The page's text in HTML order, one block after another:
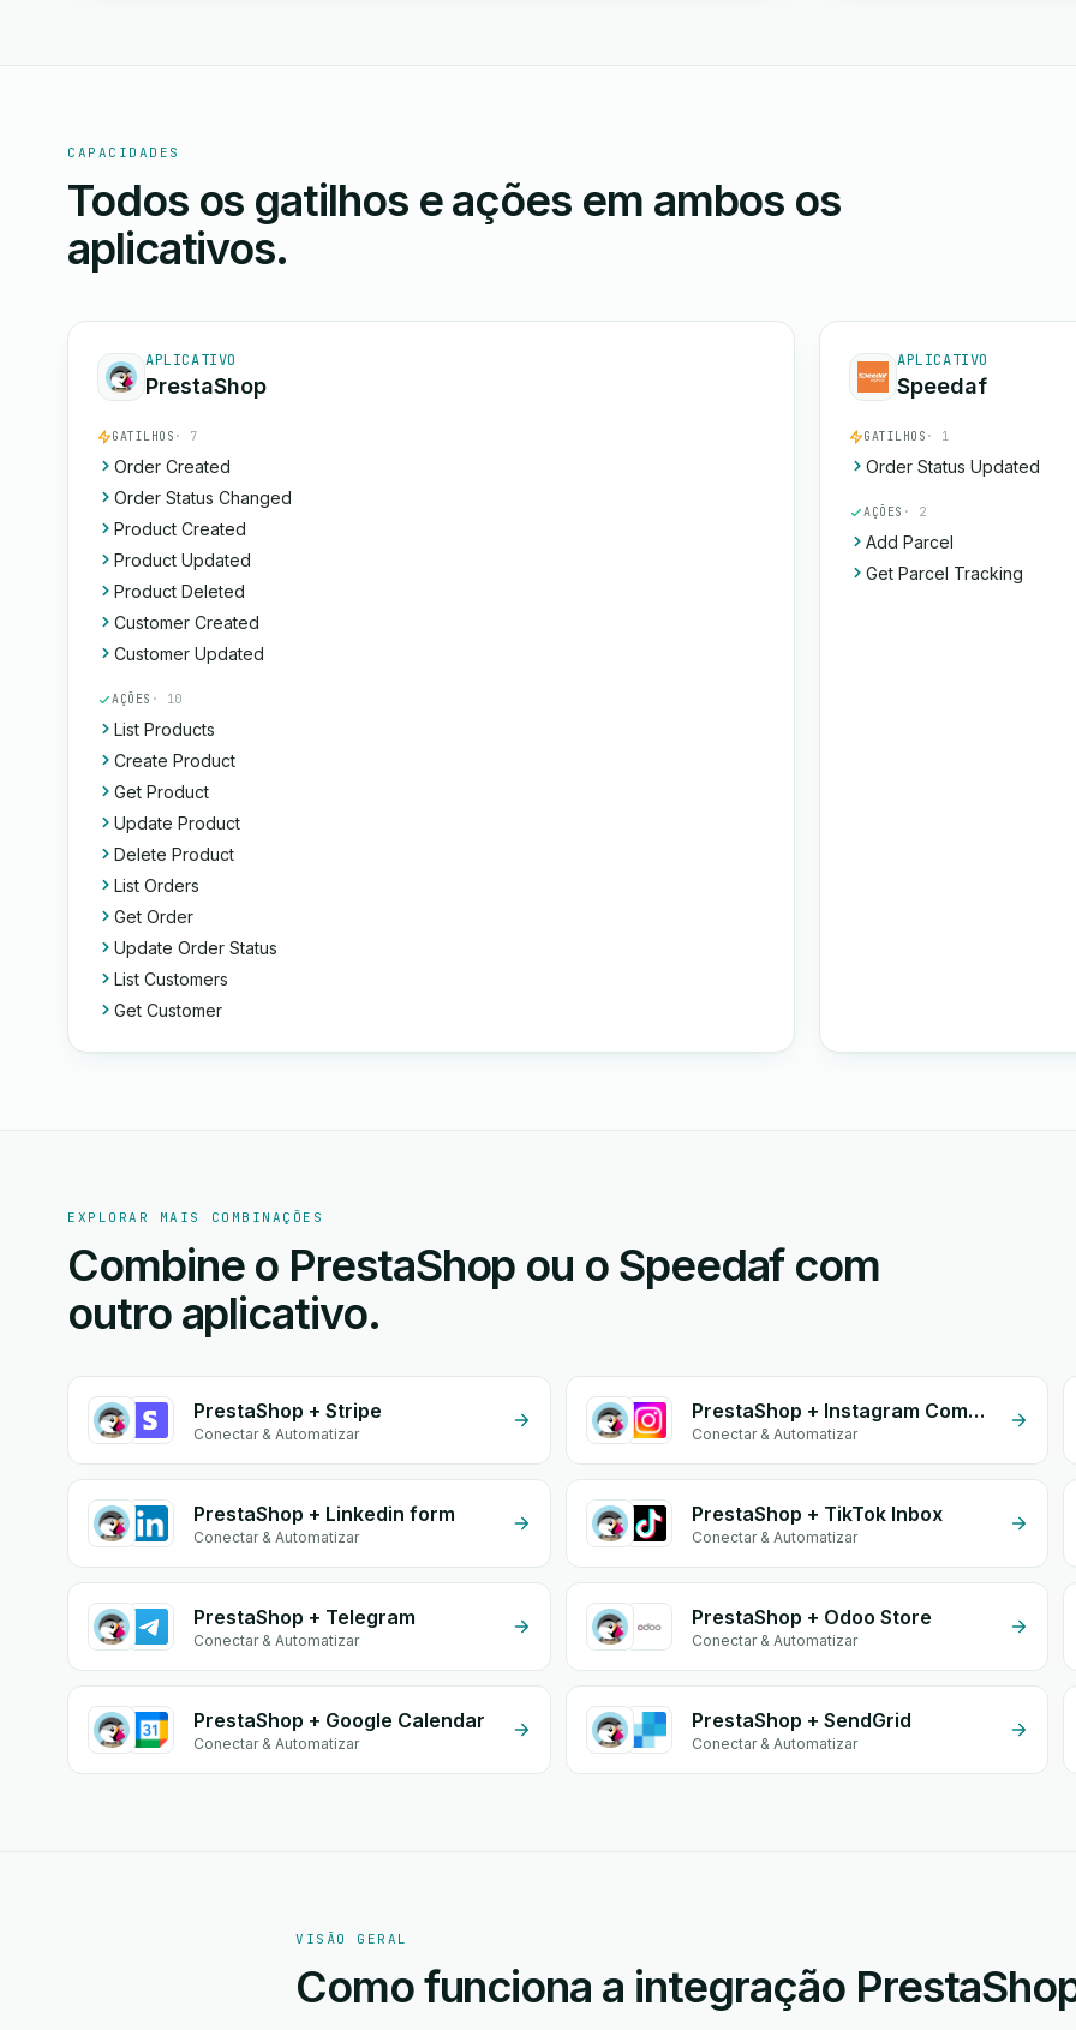
CAPACIDADES
Todos os gatilhos e ações em ambos os
aplicativos.
APLICATIVO
PrestaShop
GATILHOS · 7
Order Created
Order Status Changed
Product Created
Product Updated
Product Deleted
Customer Created
Customer Updated
AÇÕES · 10
List Products
Create Product
Get Product
Update Product
Delete Product
List Orders
Get Order
Update Order Status
List Customers
Get Customer
APLICATIVO
Speedaf
GATILHOS · 1
Order Status Updated
AÇÕES · 2
Add Parcel
Get Parcel Tracking
EXPLORAR MAIS COMBINAÇÕES
Combine o PrestaShop ou o Speedaf com
outro aplicativo.
PrestaShop + Stripe
Conectar & Automatizar
PrestaShop + Instagram Comment
Conectar & Automatizar
PrestaShop + Linkedin form
Conectar & Automatizar
PrestaShop + TikTok Inbox
Conectar & Automatizar
PrestaShop + Telegram
Conectar & Automatizar
PrestaShop + Odoo Store
Conectar & Automatizar
PrestaShop + Google Calendar
Conectar & Automatizar
PrestaShop + SendGrid
Conectar & Automatizar
VISÃO GERAL
Como funciona a integração